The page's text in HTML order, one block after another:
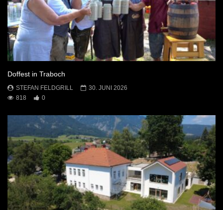
Doffest in Traboch
STEFAN FELDGRILL
30. JUNI 2026
818
0